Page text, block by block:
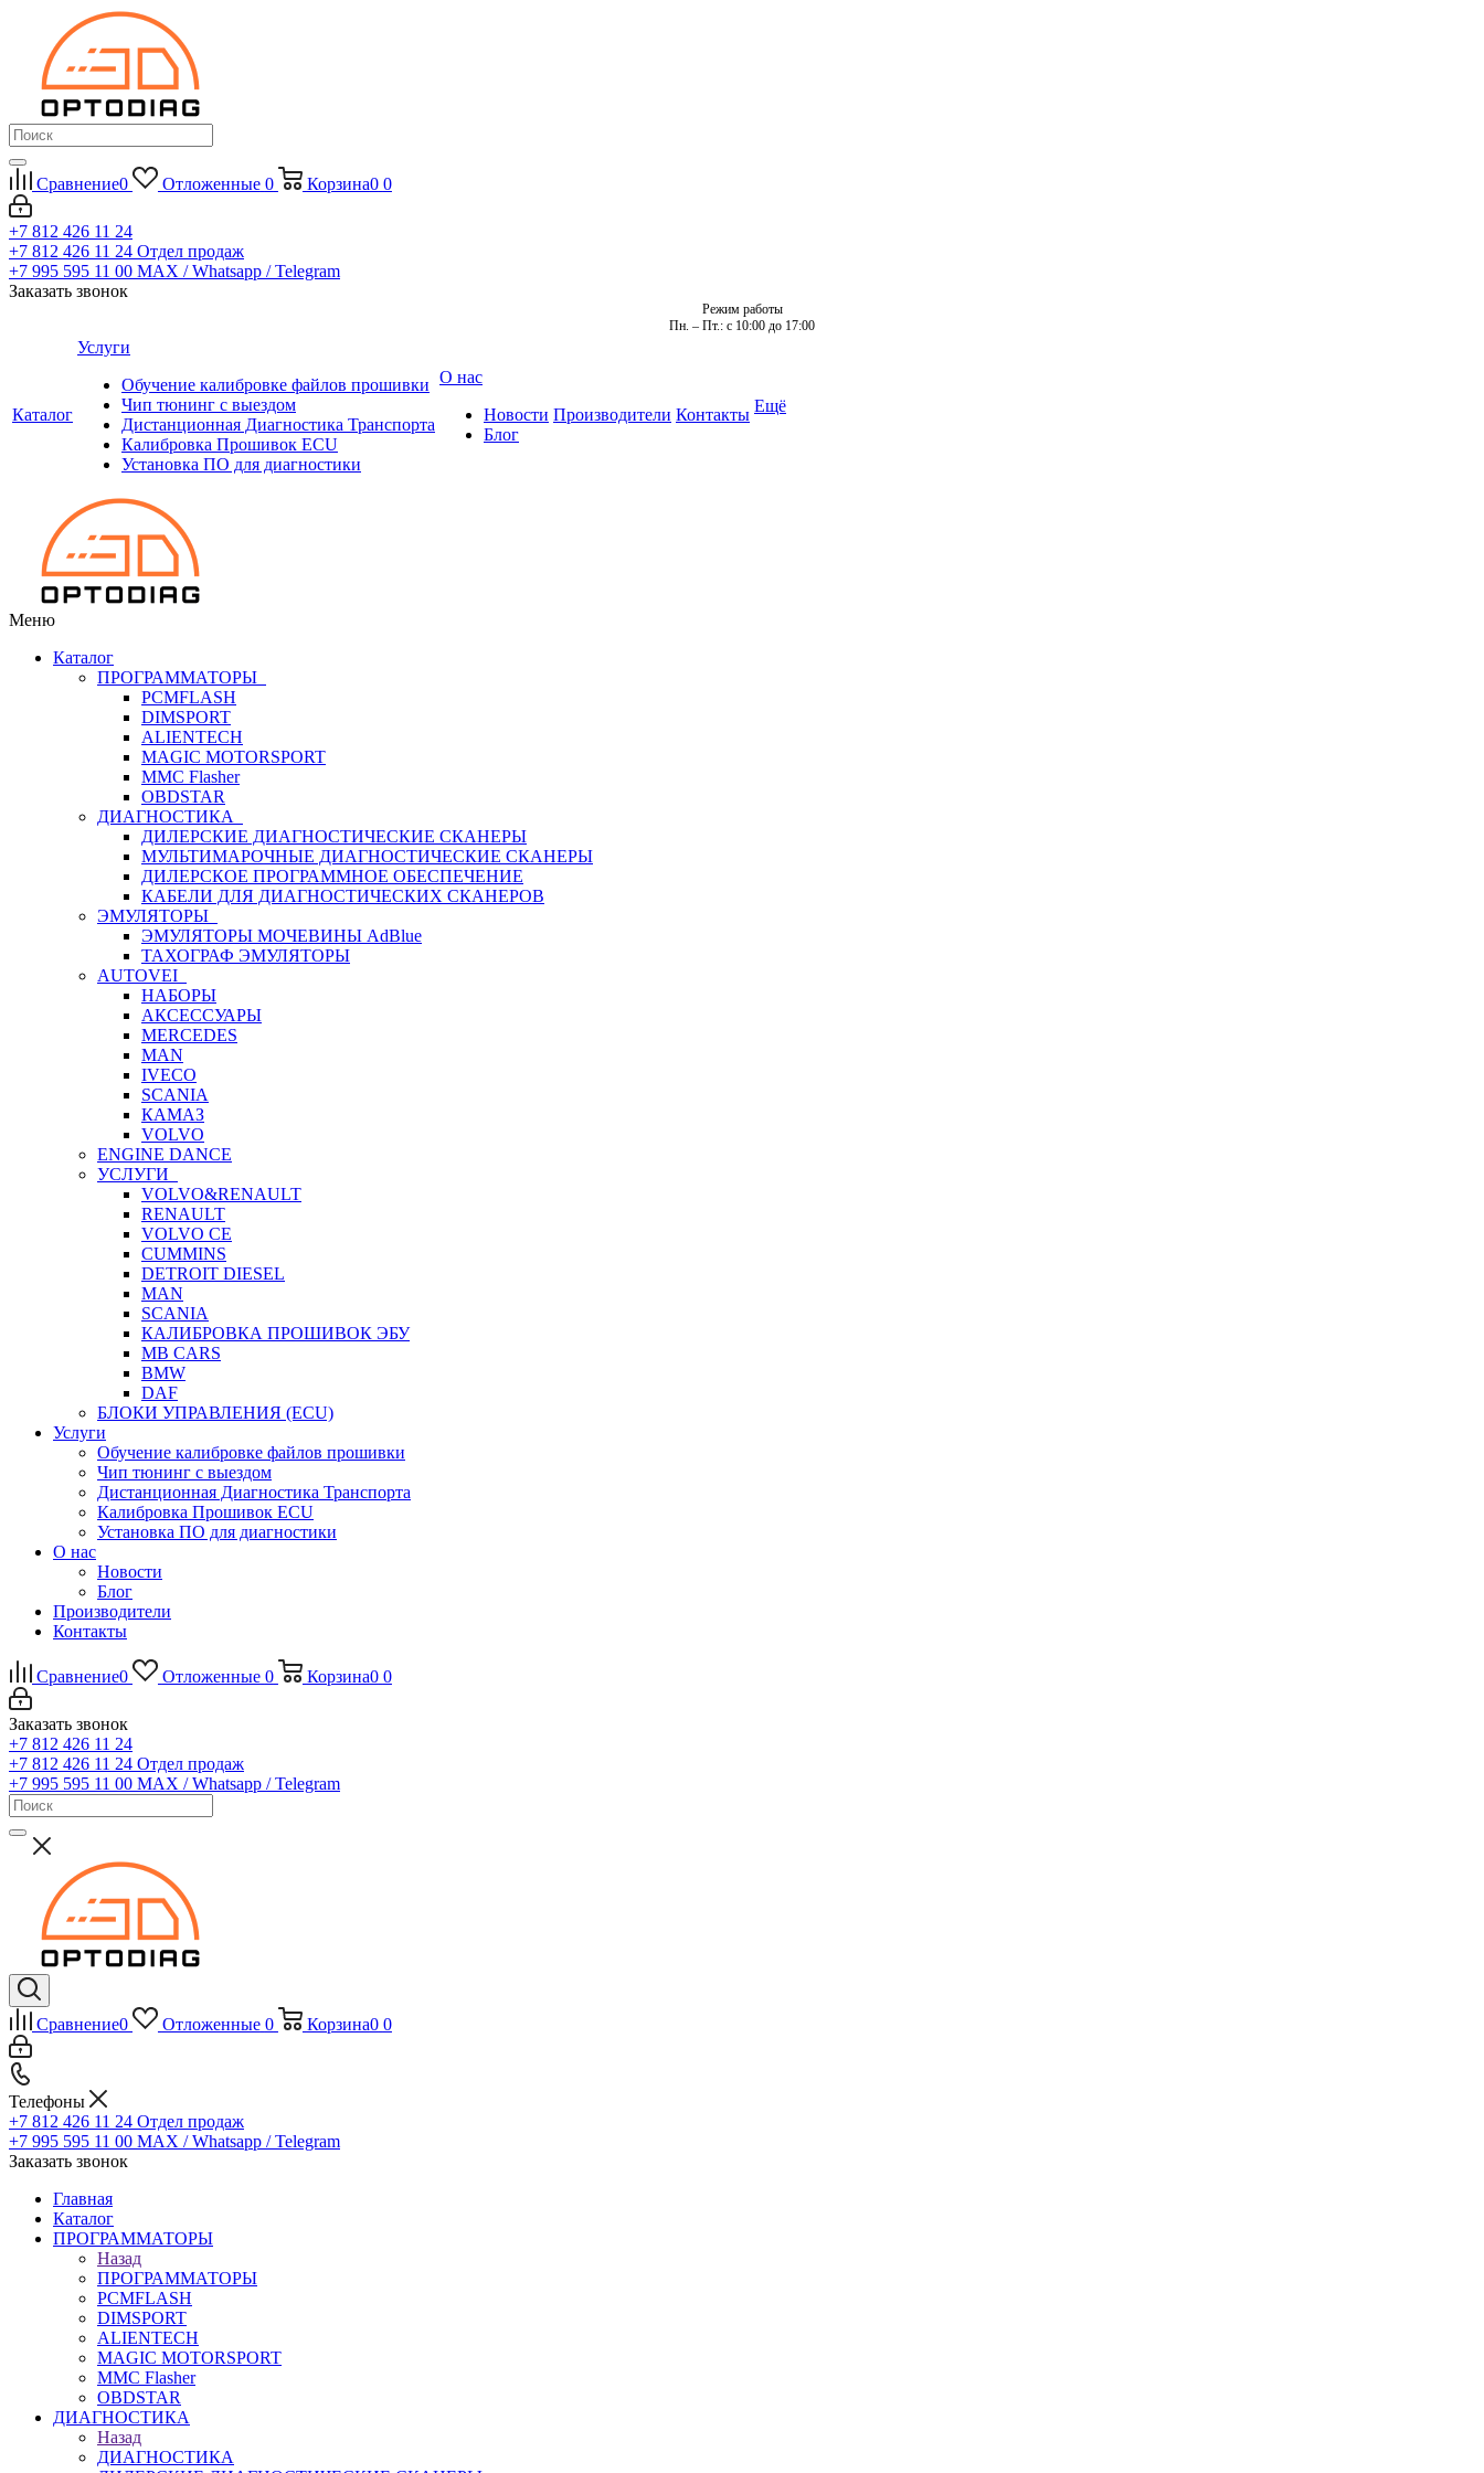
Сравнение0 Отложенные 0 Корзина0 0
+7 812 426 11 24
+7 812 426 11 24 Отдел продаж
+7 995 595 11 00 MAX / Whatsapp / Telegram
Заказать звонок
Режим работы
Пн. – Пт.: с 10:00 до 17:00
Каталог
Услуги
Обучение калибровке файлов прошивки
Чип тюнинг с выездом
Дистанционная Диагностика Транспорта
Калибровка Прошивок ECU
Установка ПО для диагностики
О нас
Новости
Блог
Производители Контакты Ещё
Меню
Каталог
ПРОГРАММАТОРЫ
PCMFLASH
DIMSPORT
ALIENTECH
MAGIC MOTORSPORT
MMC Flasher
OBDSTAR
ДИАГНОСТИКА
ДИЛЕРСКИЕ ДИАГНОСТИЧЕСКИЕ СКАНЕРЫ
МУЛЬТИМАРОЧНЫЕ ДИАГНОСТИЧЕСКИЕ СКАНЕРЫ
ДИЛЕРСКОЕ ПРОГРАММНОЕ ОБЕСПЕЧЕНИЕ
КАБЕЛИ ДЛЯ ДИАГНОСТИЧЕСКИХ СКАНЕРОВ
ЭМУЛЯТОРЫ
ЭМУЛЯТОРЫ МОЧЕВИНЫ АdBlue
ТАХОГРАФ ЭМУЛЯТОРЫ
AUTOVEI
НАБОРЫ
АКСЕССУАРЫ
MERCEDES
MAN
IVECO
SCANIA
КАМАЗ
VOLVO
ENGINE DANCE
УСЛУГИ
VOLVO&RENAULT
RENAULT
VOLVO CE
CUMMINS
DETROIT DIESEL
MAN
SCANIA
КАЛИБРОВКА ПРОШИВОК ЭБУ
MB CARS
BMW
DAF
БЛОКИ УПРАВЛЕНИЯ (ECU)
Услуги
Обучение калибровке файлов прошивки
Чип тюнинг с выездом
Дистанционная Диагностика Транспорта
Калибровка Прошивок ECU
Установка ПО для диагностики
О нас
Новости
Блог
Производители
Контакты
Сравнение0 Отложенные 0 Корзина0 0
Заказать звонок
+7 812 426 11 24
+7 812 426 11 24 Отдел продаж
+7 995 595 11 00 MAX / Whatsapp / Telegram
Сравнение0 Отложенные 0 Корзина0 0
Телефоны
+7 812 426 11 24 Отдел продаж
+7 995 595 11 00 MAX / Whatsapp / Telegram
Заказать звонок
Главная
Каталог
ПРОГРАММАТОРЫ
Назад
ПРОГРАММАТОРЫ
PCMFLASH
DIMSPORT
ALIENTECH
MAGIC MOTORSPORT
MMC Flasher
OBDSTAR
ДИАГНОСТИКА
Назад
ДИАГНОСТИКА